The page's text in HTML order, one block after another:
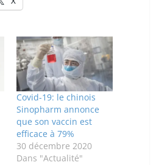
Covid-19: le chinois
Sinopharm annonce
que son vaccin est
efficace à 79%
30 décembre 2020
Dans "Actualité"